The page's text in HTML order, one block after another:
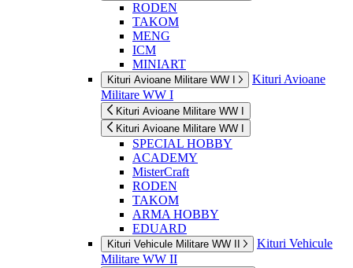
RODEN
TAKOM
MENG
ICM
MINIART
Kituri Avioane Militare WW I
Kituri Avioane
Militare WW I
Kituri Avioane Militare WW I
Kituri Avioane Militare WW I
SPECIAL HOBBY
ACADEMY
MisterCraft
RODEN
TAKOM
ARMA HOBBY
EDUARD
Kituri Vehicule Militare WW II
Kituri Vehicule
Militare WW II